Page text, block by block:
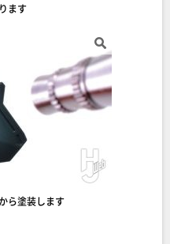
ます
ら塗装します